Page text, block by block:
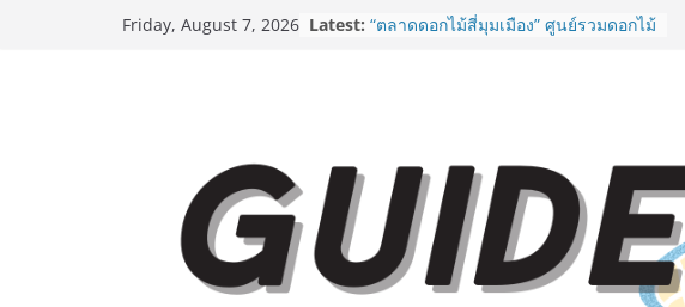
Friday, August 7, 2026 Latest: BEDO เดินหน้าจัดกิจกรรมเจรจาธุรกิจ
ภัณฑ์ครบวงจร ขอเชิญเลือกซื้อมาลัย
และของขวัญต้อนรับวันแม่ เปิดให้
บริการทุกวันตลอด 24 ชั่วโมง
Guangzhou Yinghao School เผยวิสัย
ทัศน์การศึกษาที่พร้อมรับอนาคต “เราไม่
ได้เตรียมนักเรียนเพียงเพื่อก้าวเข้าสู่